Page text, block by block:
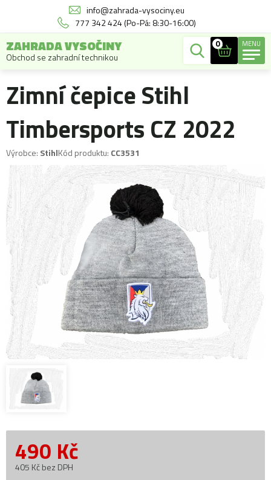
info@zahrada-vysociny.eu
777 342 424 (Po-Pá: 8:30-16:00)
ZAHRADA VYSOČINY
Obchod se zahradní technikou
0 MENU
Zimní čepice Stihl
Timbersports CZ 2022
Výrobce: StihlKód produktu: CC3531
490 Kč
405 Kč bez DPH